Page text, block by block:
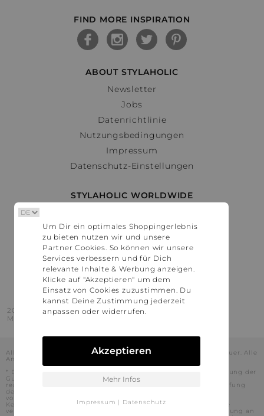
FIND MORE INSPIRATION
ABOUT STYLAHOLIC
Newsletter
Jobs
Datenrichtlinie
Nutzungsbedingungen
Impressum
Datenschutz-Einstellungen
STYLAHOLIC WORLDWIDE
Österreich
Schweiz
France
United States
2016 - 2026 © Stylaholic.
Made for you with love in munich.
Alle Preise inkl. der jeweils geltenden gesetzlichen Mehrwertsteuer. Alle
Angaben ohne Gewähr.
* Die angezeigten Preise beinhalten Rabatte, die durch die Nutzung der
Gutschein-Codes auf den Seiten unserer Partner voraussichtlich
realisiert werden können. Stylaholic führt keine vollständige Prüfung
der Gutschein-Codes durch und es kann daher in Einzelfällen
vorkommen, dass die Gutscheine abweichend von unserem
Kenntnisstand bei dem jeweiligen Shop nicht oder nur teilweise
verwendet werden können. Darüber hinaus kann deren Verwendung an
Um Dir ein optimales Shoppingerlebnis
zu bieten nutzen wir und unsere
Partner Cookies. So können wir unsere
Services verbessern und für Dich
relevante Inhalte & Werbung anzeigen.
Klicke auf "Akzeptieren" um dem
Einsatz von Cookies zuzustimmen. Du
kannst Deine Zustimmung jederzeit
anpassen oder widerrufen.
Akzeptieren
Mehr Infos
Impressum | Datenschutz